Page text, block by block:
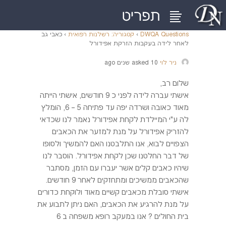
DWQA Questions
› קטגוריה: רשלנות רפואית › כאבי גב
לאחר לידה בעקבות הזרקת אפידורל
ניר לוי
שלום רב,
אישתי עברה לידה לפני כ 9 חודשים, אישתי הייתה
מאוד כאובה ושרדה יפה עד פתיחה 5 – 6, הומלץ
לה ע"י המיילדת לקחת אפידורל נאמר לנו שכדאי
להזריק אפידורל על מנת למזער את הכאבים
הצפויים לבוא, אנו התלבטנו האם להמשיך ולסופו
של דבר החלטנו שכן לקחת אפידורל. הוסבר לנו
שיהיו כאבים קלים אשר יעברו עם הזמן, מסתבר
שהכאבים ממשיכים ומתחזקים לאחר 9 חודשים.
אישתי סובלת מכאבים קשיים מאוד ולוקחת כדורים
על מנת להרגיע את הכאבים, האם ניתן לתבוע את
בית החולים ? אנו במעקב רופא משפחה ב 6